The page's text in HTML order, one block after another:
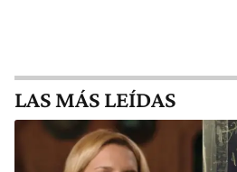
LAS MÁS LEÍDAS